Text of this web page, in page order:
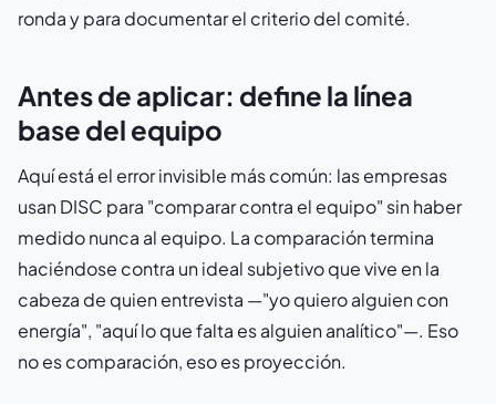
ronda y para documentar el criterio del comité.
Antes de aplicar: define la línea
base del equipo
Aquí está el error invisible más común: las empresas
usan DISC para "comparar contra el equipo" sin haber
medido nunca al equipo. La comparación termina
haciéndose contra un ideal subjetivo que vive en la
cabeza de quien entrevista —"yo quiero alguien con
energía", "aquí lo que falta es alguien analítico"—. Eso
no es comparación, eso es proyección.